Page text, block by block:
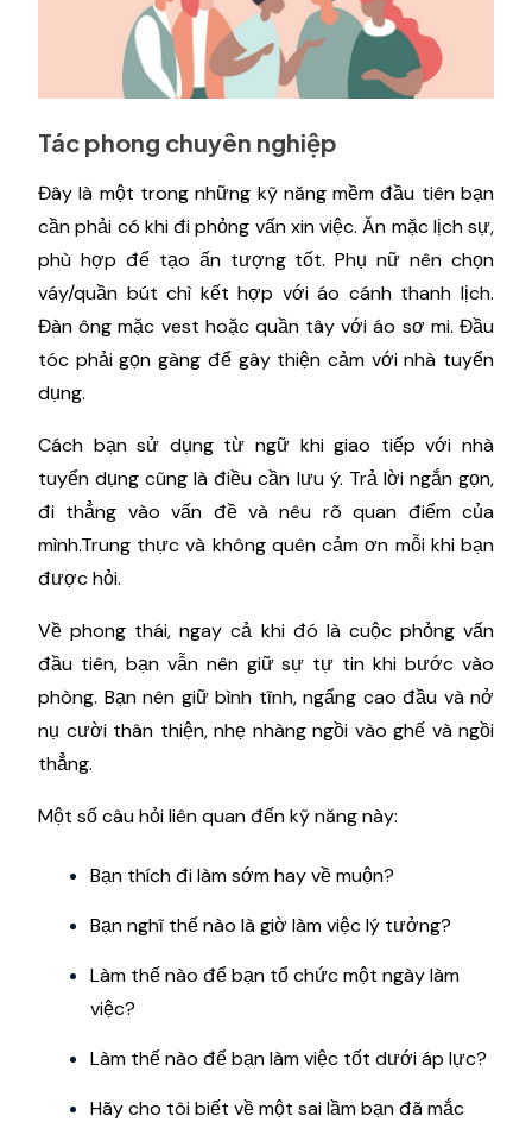
Tác phong chuyên nghiệp
Đây là một trong những kỹ năng mềm đầu tiên bạn
cần phải có khi đi phỏng vấn xin việc. Ăn mặc lịch sự,
phù hợp để tạo ấn tượng tốt. Phụ nữ nên chọn
váy/quần bút chì kết hợp với áo cánh thanh lịch.
Đàn ông mặc vest hoặc quần tây với áo sơ mi. Đầu
tóc phải gọn gàng để gây thiện cảm với nhà tuyển
dụng.
Cách bạn sử dụng từ ngữ khi giao tiếp với nhà
tuyển dụng cũng là điều cần lưu ý. Trả lời ngắn gọn,
đi thẳng vào vấn đề và nêu rõ quan điểm của
mình.Trung thực và không quên cảm ơn mỗi khi bạn
được hỏi.
Về phong thái, ngay cả khi đó là cuộc phỏng vấn
đầu tiên, bạn vẫn nên giữ sự tự tin khi bước vào
phòng. Bạn nên giữ bình tĩnh, ngẩng cao đầu và nở
nụ cười thân thiện, nhẹ nhàng ngồi vào ghế và ngồi
thẳng.
Một số câu hỏi liên quan đến kỹ năng này:
Bạn thích đi làm sớm hay về muộn?
Bạn nghĩ thế nào là giờ làm việc lý tưởng?
Làm thế nào để bạn tổ chức một ngày làm
việc?
Làm thế nào để bạn làm việc tốt dưới áp lực?
Hãy cho tôi biết về một sai lầm bạn đã mắc